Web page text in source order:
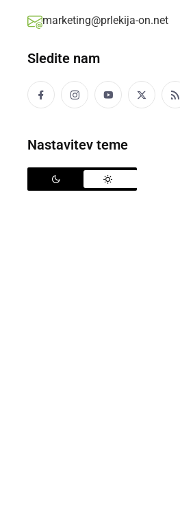
marketing@prlekija-on.net
Sledite nam
Nastavitev teme